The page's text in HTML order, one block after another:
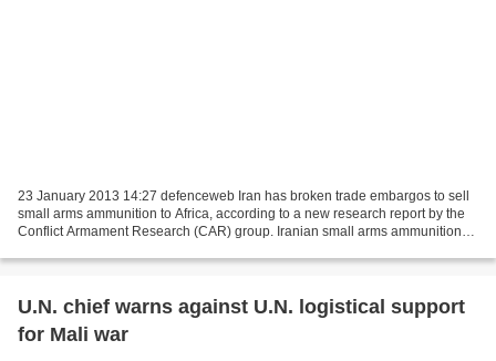
23 January 2013 14:27 defenceweb Iran has broken trade embargos to sell
small arms ammunition to Africa, according to a new research report by the
Conflict Armament Research (CAR) group. Iranian small arms ammunition
U.N. chief warns against U.N. logistical support
for Mali war